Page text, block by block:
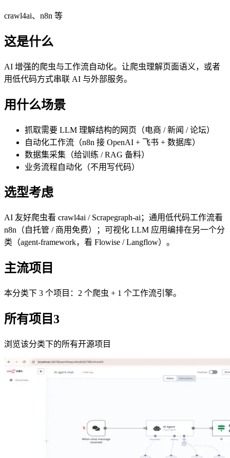
crawl4ai、n8n 等
这是什么
AI 增强的爬虫与工作流自动化。让爬虫理解页面语义，或者
用低代码方式串联 AI 与外部服务。
用什么场景
抓取需要 LLM 理解结构的网页（电商 / 新闻 / 论坛）
自动化工作流（n8n 接 OpenAI + 飞书 + 数据库）
数据集采集（给训练 / RAG 备料）
业务流程自动化（不用写代码）
选型考虑
AI 友好爬虫看 crawl4ai / Scrapegraph-ai；通用低代码工作流看
n8n（自托管 / 商用免费）；可视化 LLM 应用编排在另一个分
类（agent-framework，看 Flowise / Langflow）。
主流项目
本分类下 3 个项目：2 个爬虫 + 1 个工作流引擎。
所有项目 3
浏览该分类下的所有开源项目